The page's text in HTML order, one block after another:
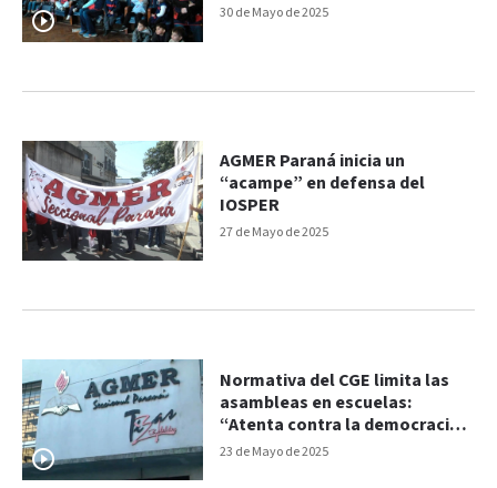
30 de Mayo de 2025
27 de Mayo de 2025
AGMER Paraná inicia un
“acampe” en defensa del
IOSPER
23 de Mayo de 2025
Normativa del CGE limita las
asambleas en escuelas:
“Atenta contra la democracia
docente”